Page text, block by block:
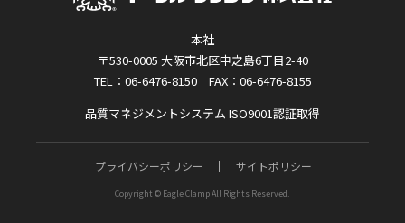
本社
〒530-0005 大阪市北区中之島6丁目2-40
TEL：06-6476-8150 FAX：06-6476-8155
品質マネジメントシステム ISO9001認証取得
プライバシーポリシー サイトポリシー
Copyright © Eagle Clamp All Rights Reserved.